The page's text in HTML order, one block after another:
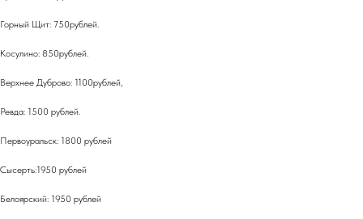
Горный Щит: 750рублей.
Косулино: 850рублей.
Верхнее Дуброво: 1100рублей,
Ревда: 1500 рублей.
Первоуральск: 1800 рублей
Сысерть:1950 рублей
Белоярский: 1950 рублей